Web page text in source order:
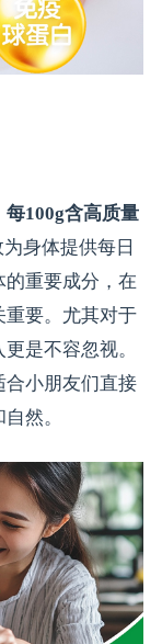
每100g含高质量
身体提供每日
重要成分，在
重要。尤其对于
是不容忽视。
合小朋友们直接
然。